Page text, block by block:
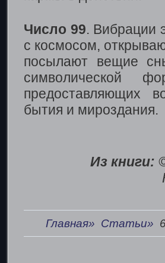
Число 99. Вибрации
с космосом,
посылают вещие
символической
предоставляющих
бытия и мироздания.
Из книги:
Главная» Статьи»